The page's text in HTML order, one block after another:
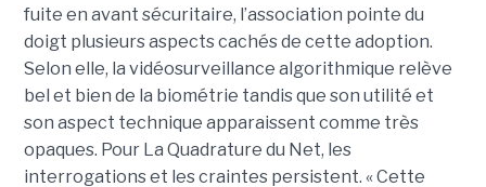
fuite en avant sécuritaire, l’association pointe du
doigt plusieurs aspects cachés de cette adoption.
Selon elle, la vidéosurveillance algorithmique relève
bel et bien de la biométrie tandis que son utilité et
son aspect technique apparaissent comme très
opaques. Pour La Quadrature du Net, les
interrogations et les craintes persistent. « Cette